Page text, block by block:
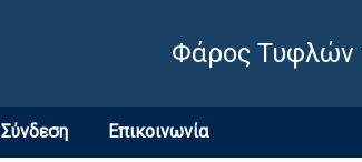
Φάρος Τυφλών
Σύνδεση Επικοινωνία